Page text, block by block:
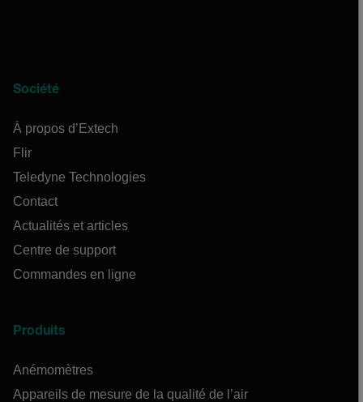
Société
À propos d’Extech
Flir
Teledyne Technologies
Contact
Actualités et articles
Centre de support
Commandes en ligne
Produits
Anémomètres
Appareils de mesure de la qualité de l’air